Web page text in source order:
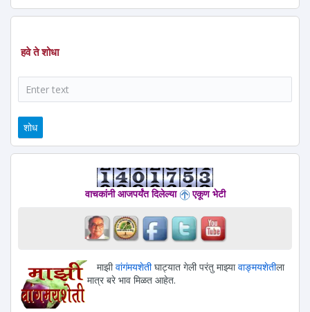
हवे ते शोधा
शोध
वाचकांनी आजपर्यंत दिलेल्या एकूण भेटी
माझीवांगंमयशेतीघाट्यात गेली परंतु माझ्यावाङ्मयशेतीला
मात्र बरे भाव मिळत आहेत.